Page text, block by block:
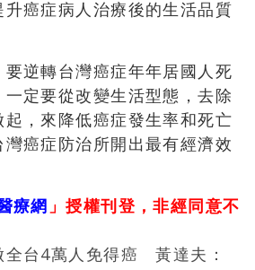
癌症病人治療後的生活品質
逆轉台灣癌症年年居國人死
定要從改變生活型態，去除
，來降低癌症發生率和死亡
癌症防治所開出最有經濟效
療網 」授權刊登，非經同意不
全台4萬人免得癌 黃達夫：